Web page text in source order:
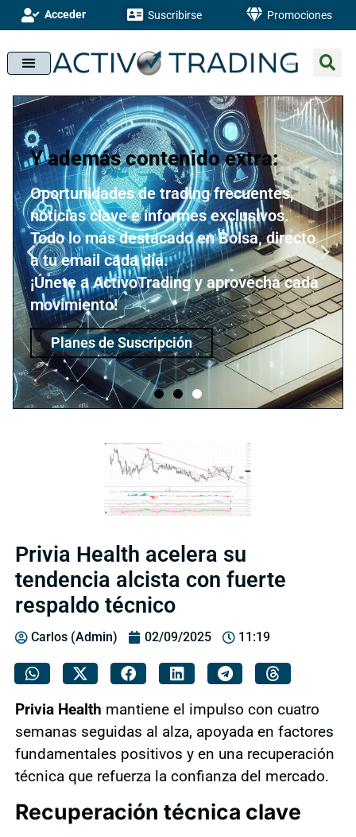
Acceder Suscribirse Promociones
Y además contenido extra:
Oportunidades de trading frecuentes,
noticias clave e informes exclusivos.
Todo lo más destacado en Bolsa, directo
a tu email cada día.
¡Únete a ActivoTrading y aprovecha cada
movimiento!
Planes de Suscripción
Privia Health acelera su
tendencia alcista con fuerte
respaldo técnico
Carlos (Admin) 02/09/2025 11:19
Privia Health mantiene el impulso con cuatro
semanas seguidas al alza, apoyada en factores
fundamentales positivos y en una recuperación
técnica que refuerza la confianza del mercado.
Recuperación técnica clave